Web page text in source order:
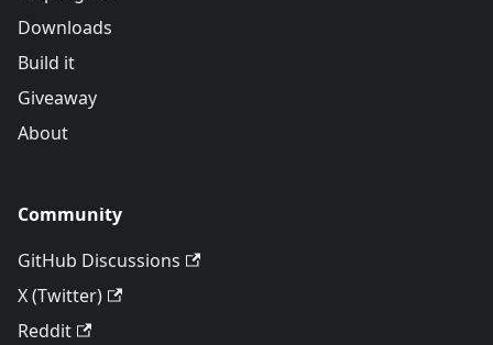
Downloads
Build it
Giveaway
About
Community
GitHub Discussions
X (Twitter)
Reddit